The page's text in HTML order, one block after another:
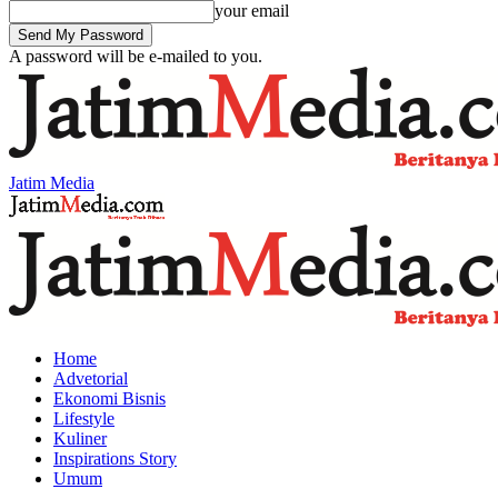
your email
A password will be e-mailed to you.
Jatim Media
Home
Advetorial
Ekonomi Bisnis
Lifestyle
Kuliner
Inspirations Story
Umum